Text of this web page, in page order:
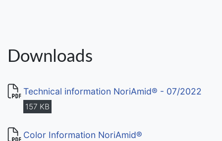
Downloads
Technical information NoriAmid® - 07/2022
157 KB
Color Information NoriAmid®